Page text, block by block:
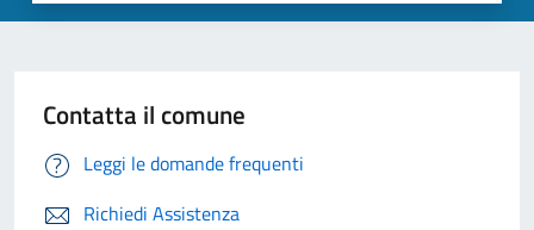
Contatta il comune
Leggi le domande frequenti
Richiedi Assistenza